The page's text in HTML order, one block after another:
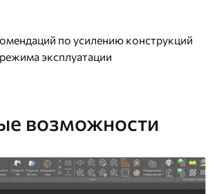
по усилению конструкций
эксплуатации
возможности